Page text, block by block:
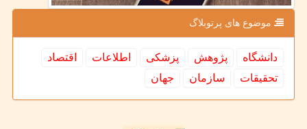
موضوع های پرتوبلاگ
دانشگاه پژوهش پزشكی اطلاعات
اقتصاد
تحقیقات
سازمان جهان